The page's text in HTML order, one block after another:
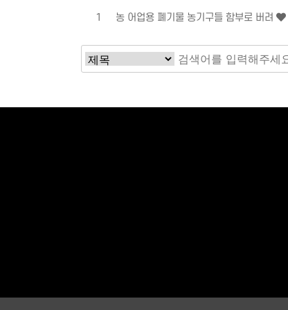
1 농 어업용 폐기물 농기구들 함부로 버려